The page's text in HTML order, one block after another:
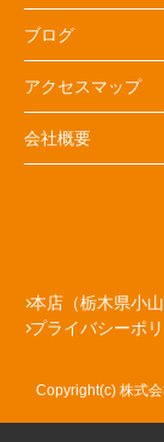
ブログ
アクセスマップ
会社概要
本店（栃木県小山
プライバシーポ
Copyright(c) 株式